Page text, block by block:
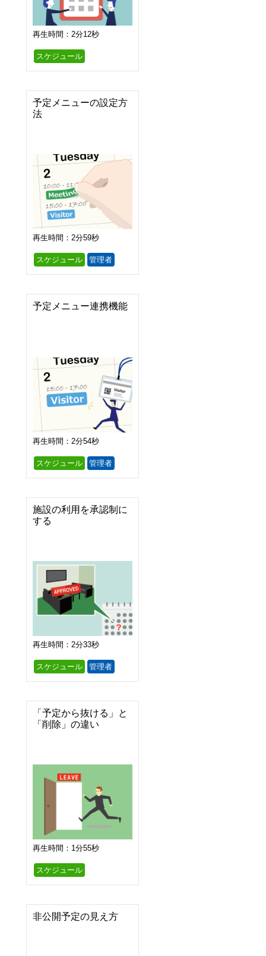
再生時間：2分12秒
スケジュール
予定メニューの設定方
法
再生時間：2分59秒
スケジュール 管理者
予定メニュー連携機能
再生時間：2分54秒
スケジュール 管理者
施設の利用を承認制に
する
再生時間：2分33秒
スケジュール 管理者
「予定から抜ける」と
「削除」の違い
再生時間：1分55秒
スケジュール
非公開予定の見え方